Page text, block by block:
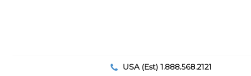
USA (Est) 1.888.568.2121